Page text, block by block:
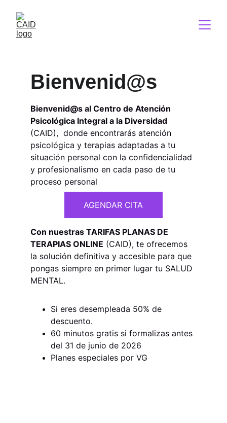
Bienvenid@s
Bienvenid@s al Centro de Atención
Psicológica Integral a la Diversidad
(CAID),  donde encontrarás atención
psicológica y terapias adaptadas a tu
situación personal con la confidencialidad
y profesionalismo en cada paso de tu
proceso personal
AGENDAR CITA
Con nuestras TARIFAS PLANAS DE
TERAPIAS ONLINE (CAID), te ofrecemos
la solución definitiva y accesible para que
pongas siempre en primer lugar tu SALUD
MENTAL.
Si eres desempleada 50% de
descuento.
60 minutos gratis si formalizas antes
del 31 de junio de 2026
Planes especiales por VG